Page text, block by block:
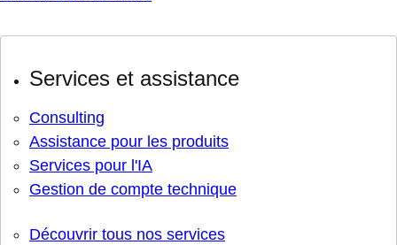
Services et assistance
Consulting
Assistance pour les produits
Services pour l'IA
Gestion de compte technique
Découvrir tous nos services